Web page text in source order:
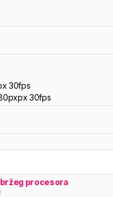
30fps
30fps
procesora